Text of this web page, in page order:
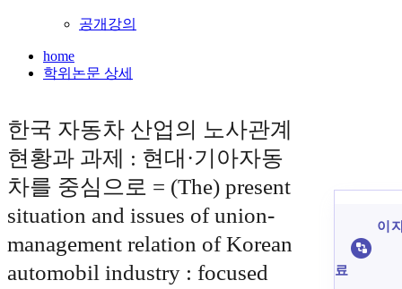
공개강의
home
학위논문 상세
한국 자동차 산업의 노사관계
현황과 과제 : 현대·기아자동
차를 중심으로 = (The) present
situation and issues of union-
management relation of Korean
automobil industry : focused
이
료